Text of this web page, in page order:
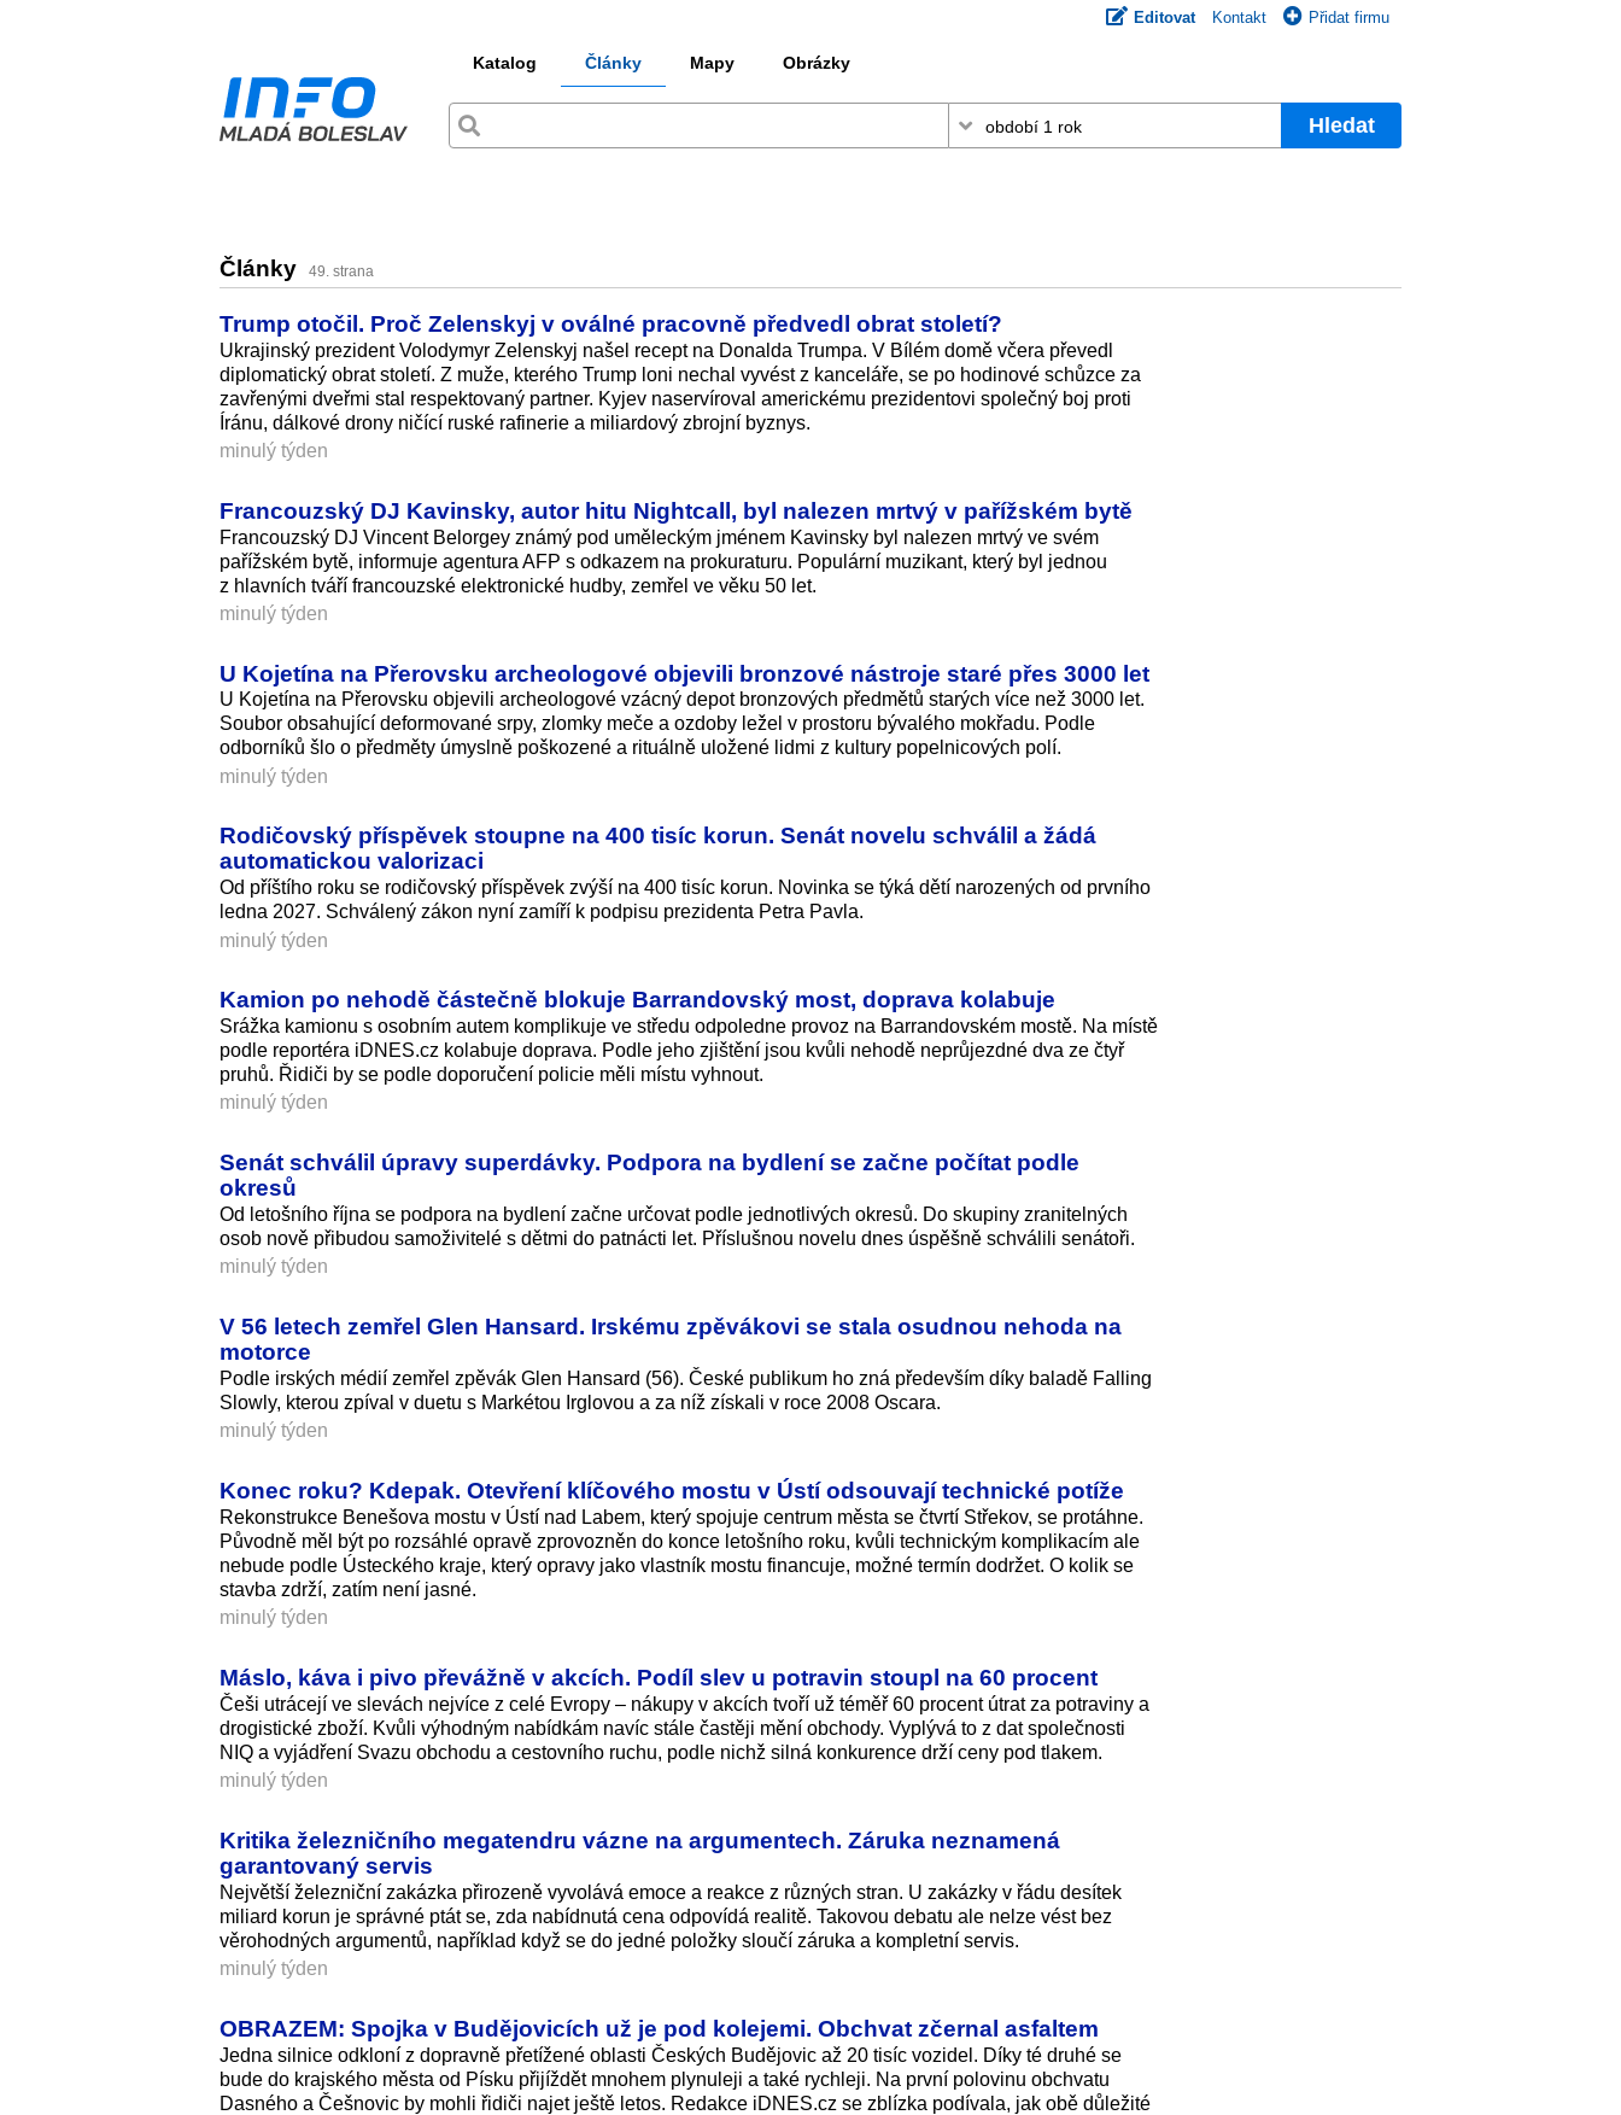
Editovat Kontakt Přidat firmu
Katalog Články Mapy Obrázky
Hledat
Články 49. strana
Trump otočil. Proč Zelenskyj v oválné pracovně předvedl obrat století?
Ukrajinský prezident Volodymyr Zelenskyj našel recept na Donalda Trumpa. V Bílém domě včera převedl
diplomatický obrat století. Z muže, kterého Trump loni nechal vyvést z kanceláře, se po hodinové schůzce za
zavřenými dveřmi stal respektovaný partner. Kyjev naservíroval americkému prezidentovi společný boj proti
Íránu, dálkové drony ničící ruské rafinerie a miliardový zbrojní byznys.
minulý týden
Francouzský DJ Kavinsky, autor hitu Nightcall, byl nalezen mrtvý v pařížském bytě
Francouzský DJ Vincent Belorgey známý pod uměleckým jménem Kavinsky byl nalezen mrtvý ve svém
pařížském bytě, informuje agentura AFP s odkazem na prokuraturu. Populární muzikant, který byl jednou
z hlavních tváří francouzské elektronické hudby, zemřel ve věku 50 let.
minulý týden
U Kojetína na Přerovsku archeologové objevili bronzové nástroje staré přes 3000 let
U Kojetína na Přerovsku objevili archeologové vzácný depot bronzových předmětů starých více než 3000 let.
Soubor obsahující deformované srpy, zlomky meče a ozdoby ležel v prostoru bývalého mokřadu. Podle
odborníků šlo o předměty úmyslně poškozené a rituálně uložené lidmi z kultury popelnicových polí.
minulý týden
Rodičovský příspěvek stoupne na 400 tisíc korun. Senát novelu schválil a žádá
automatickou valorizaci
Od příštího roku se rodičovský příspěvek zvýší na 400 tisíc korun. Novinka se týká dětí narozených od prvního
ledna 2027. Schválený zákon nyní zamíří k podpisu prezidenta Petra Pavla.
minulý týden
Kamion po nehodě částečně blokuje Barrandovský most, doprava kolabuje
Srážka kamionu s osobním autem komplikuje ve středu odpoledne provoz na Barrandovském mostě. Na místě
podle reportéra iDNES.cz kolabuje doprava. Podle jeho zjištění jsou kvůli nehodě neprůjezdné dva ze čtyř
pruhů. Řidiči by se podle doporučení policie měli místu vyhnout.
minulý týden
Senát schválil úpravy superdávky. Podpora na bydlení se začne počítat podle
okresů
Od letošního října se podpora na bydlení začne určovat podle jednotlivých okresů. Do skupiny zranitelných
osob nově přibudou samoživitelé s dětmi do patnácti let. Příslušnou novelu dnes úspěšně schválili senátoři.
minulý týden
V 56 letech zemřel Glen Hansard. Irskému zpěvákovi se stala osudnou nehoda na
motorce
Podle irských médií zemřel zpěvák Glen Hansard (56). České publikum ho zná především díky baladě Falling
Slowly, kterou zpíval v duetu s Markétou Irglovou a za níž získali v roce 2008 Oscara.
minulý týden
Konec roku? Kdepak. Otevření klíčového mostu v Ústí odsouvají technické potíže
Rekonstrukce Benešova mostu v Ústí nad Labem, který spojuje centrum města se čtvrtí Střekov, se protáhne.
Původně měl být po rozsáhlé opravě zprovozněn do konce letošního roku, kvůli technickým komplikacím ale
nebude podle Ústeckého kraje, který opravy jako vlastník mostu financuje, možné termín dodržet. O kolik se
stavba zdrží, zatím není jasné.
minulý týden
Máslo, káva i pivo převážně v akcích. Podíl slev u potravin stoupl na 60 procent
Češi utrácejí ve slevách nejvíce z celé Evropy – nákupy v akcích tvoří už téměř 60 procent útrat za potraviny a
drogistické zboží. Kvůli výhodným nabídkám navíc stále častěji mění obchody. Vyplývá to z dat společnosti
NIQ a vyjádření Svazu obchodu a cestovního ruchu, podle nichž silná konkurence drží ceny pod tlakem.
minulý týden
Kritika železničního megatendru vázne na argumentech. Záruka neznamená
garantovaný servis
Největší železniční zakázka přirozeně vyvolává emoce a reakce z různých stran. U zakázky v řádu desítek
miliard korun je správné ptát se, zda nabídnutá cena odpovídá realitě. Takovou debatu ale nelze vést bez
věrohodných argumentů, například když se do jedné položky sloučí záruka a kompletní servis.
minulý týden
OBRAZEM: Spojka v Budějovicích už je pod kolejemi. Obchvat zčernal asfaltem
Jedna silnice odkloní z dopravně přetížené oblasti Českých Budějovic až 20 tisíc vozidel. Díky té druhé se
bude do krajského města od Písku přijíždět mnohem plynuleji a také rychleji. Na první polovinu obchvatu
Dasného a Češnovic by mohli řidiči najet ještě letos. Redakce iDNES.cz se zblízka podívala, jak obě důležité